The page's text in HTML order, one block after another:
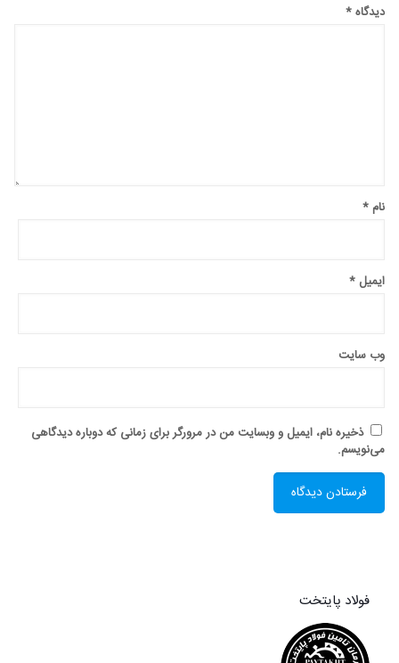
دیدگاه*
نام *
ایمیل *
وب‌ سایت
ذخیره نام، ایمیل و وبسایت من در مرورگر برای زمانی که دوباره دیدگاهی
می‌نویسم.
فولاد پایتخت